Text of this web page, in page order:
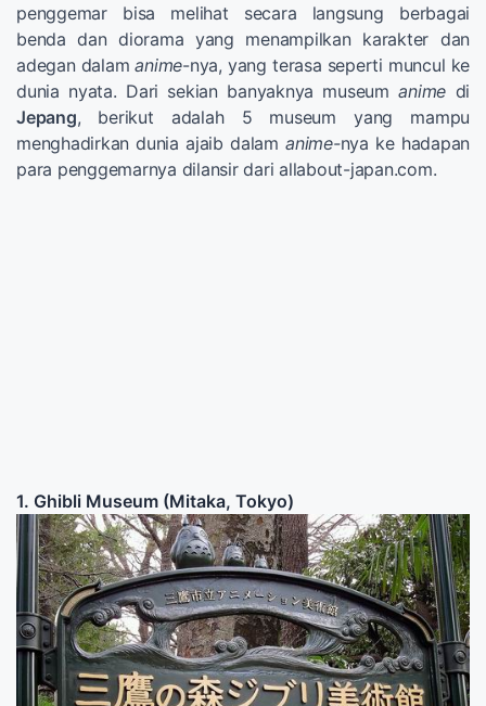
penggemar bisa melihat secara langsung berbagai
benda dan diorama yang menampilkan karakter dan
adegan dalamanime-nya, yang terasa seperti muncul ke
dunia nyata. Dari sekian banyaknya museumanime di
Jepang, berikut adalah 5 museum yang mampu
menghadirkan dunia ajaib dalamanime-nya ke hadapan
para penggemarnya dilansir dari allabout-japan.com.
1. Ghibli Museum (Mitaka, Tokyo)